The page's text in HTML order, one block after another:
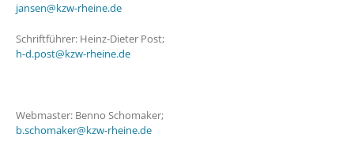
jansen@kzw-rheine.de
Schriftführer: Heinz-Dieter Post;
h-d.post@kzw-rheine.de
Webmaster: Benno Schomaker;
b.schomaker@kzw-rheine.de